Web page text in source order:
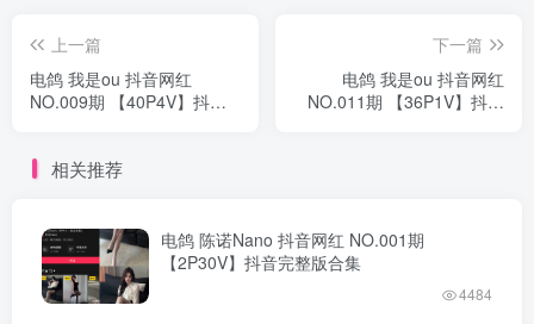
上一篇
电鸽 我是ou 抖音网红
NO.009期 【40P4V】抖音
下一篇
电鸽 我是ou 抖音网红
NO.011期 【36P1V】抖音
相关推荐
电鸽 陈诺Nano 抖音网红 NO.001期
【2P30V】抖音完整版合集
4484